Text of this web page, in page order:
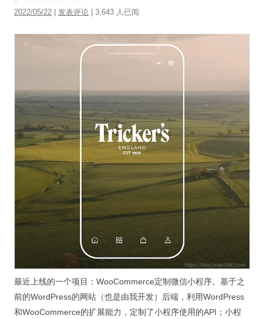
2022/05/22 发表评论 | 3,643 人已阅
最近上线的一个项目：WooCommerce定制微信小程序。基于之
前的WordPress的网站（也是由我开发）后端，利用WordPress
和WooCommerce的扩展能力，定制了小程序使用的API；小程